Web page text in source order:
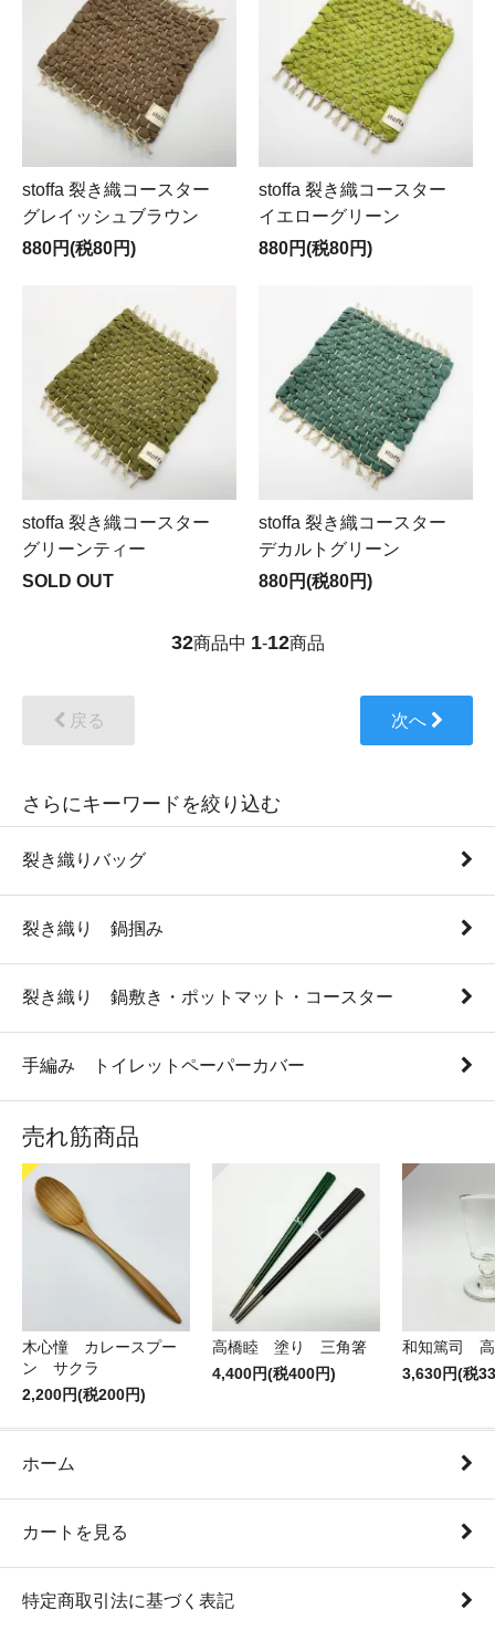
stoffa 裂き織コースター
グレイッシュブラウン
880円(税80円)
stoffa 裂き織コースター
イエローグリーン
880円(税80円)
stoffa 裂き織コースター
グリーンティー
SOLD OUT
stoffa 裂き織コースター
デカルトグリーン
880円(税80円)
32商品中 1-12商品
戻る 次へ
さらにキーワードを絞り込む
裂き織りバッグ
裂き織り 鍋掴み
裂き織り 鍋敷き・ポットマット・コースター
手編み トイレットペーパーカバー
売れ筋商品
木心憧 カレースプー
ン サクラ
2,200円(税200円)
高橋睦 塗り 三角箸
4,400円(税400円)
和知篤司
3,630円(税
ホーム
カートを見る
特定商取引法に基づく表記